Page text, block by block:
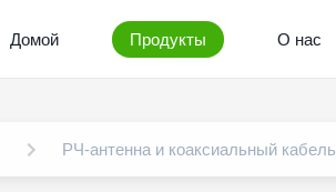
Домой Продукты О нас
РЧ-антенна и коаксиальный кабель